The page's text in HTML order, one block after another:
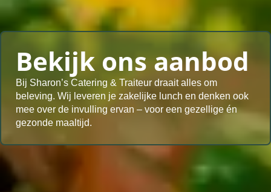
Bekijk ons aanbod
Bij Sharon’s Catering & Traiteur draait alles om
beleving. Wij leveren je zakelijke lunch en denken ook
mee over de invulling ervan – voor een gezellige én
gezonde maaltijd.